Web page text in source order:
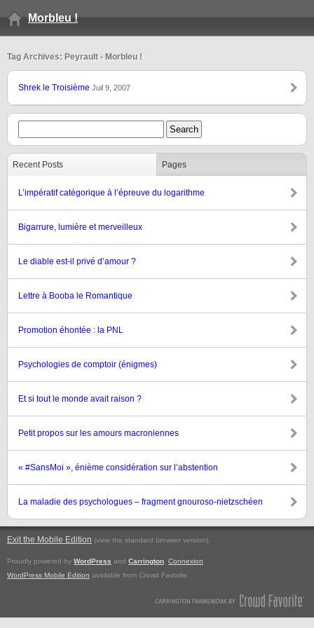
Morbleu !
Tag Archives: Peyrault - Morbleu !
Shrek le Troisième Juil 9, 2007
Recent Posts Pages
L’impératif catégorique à l’épreuve du logarithme
Bigarrure, lumière et merveilleux
Le diable est-il privé d’amour ?
Lettre à Booba le Romantique
Promotion éhontée : la PNL
Psychologies de comptoir (énigmes)
Et si tout le monde avait raison ?
Petit propos sur les amours macroniennes
« #SansMoi », énième considération sur l’abstention
La maladie des psychologues – fragment gnouroso-nietzschéen
Exit the Mobile Edition (view the standard browser version).
Proudly powered by WordPress and Carrington Connexion
WordPress Mobile Edition available from Crowd Favorite.